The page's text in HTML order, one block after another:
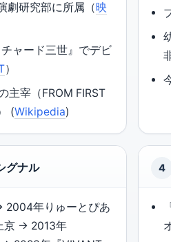
劇研究部に所属（映
ャード三世』でデビ
）
主宰（FROM FIRST
(Wikipedia)
グナル
年りゅーとぴあ
京 → 2013年
4